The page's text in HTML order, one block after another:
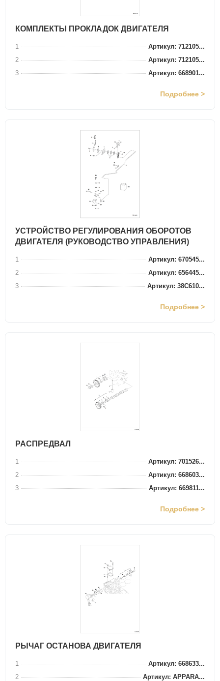
КОМПЛЕКТЫ ПРОКЛАДОК ДВИГАТЕЛЯ
1
Артикул: 712105...
2
Артикул: 712105...
3
Артикул: 668901...
Подробнее >
УСТРОЙСТВО РЕГУЛИРОВАНИЯ ОБОРОТОВ
ДВИГАТЕЛЯ (РУКОВОДСТВО УПРАВЛЕНИЯ)
1
Артикул: 670545...
2
Артикул: 656445...
3
Артикул: 38C610...
Подробнее >
РАСПРЕДВАЛ
1
Артикул: 701526...
2
Артикул: 668603...
3
Артикул: 669811...
Подробнее >
РЫЧАГ ОСТАНОВА ДВИГАТЕЛЯ
1
Артикул: 668633...
2
Артикул: APPARA...